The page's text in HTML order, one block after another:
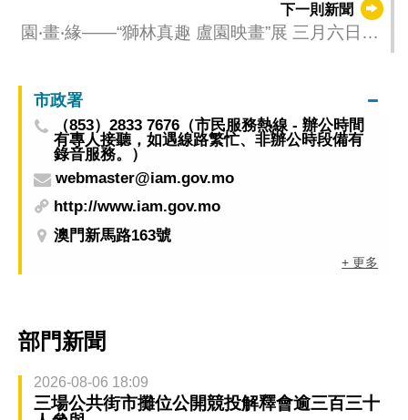
下一則新聞
園‧畫‧緣——“獅林真趣 盧園映畫”展 三月六日起
市政署
（853）2833 7676（市民服務熱線 - 辦公時間
有專人接聽，如遇線路繁忙、非辦公時段備有
錄音服務。）
webmaster@iam.gov.mo
http://www.iam.gov.mo
澳門新馬路163號
+ 更多
部門新聞
2026-08-06 18:09
三場公共街市攤位公開競投解釋會逾三百三十